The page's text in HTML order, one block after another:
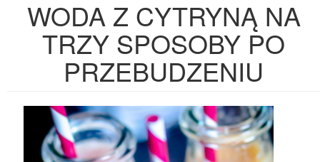
WODA Z CYTRYNĄ NA
TRZY SPOSOBY PO
PRZEBUDZENIU